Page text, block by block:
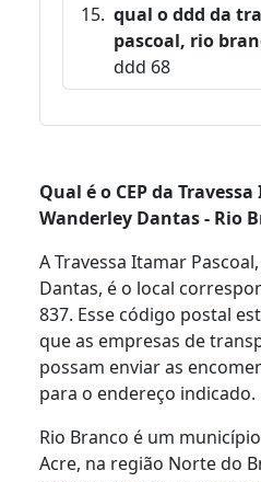
qual o ddd da
pascoal, rio
ddd 68
Qual é o CEP da
Wanderley Dantas - Rio
A Travessa Itamar
Dantas, é o local
837. Esse código postal
que as empresas de
possam enviar as
para o endereço indicado.
Rio Branco é um
Acre, na região Norte do